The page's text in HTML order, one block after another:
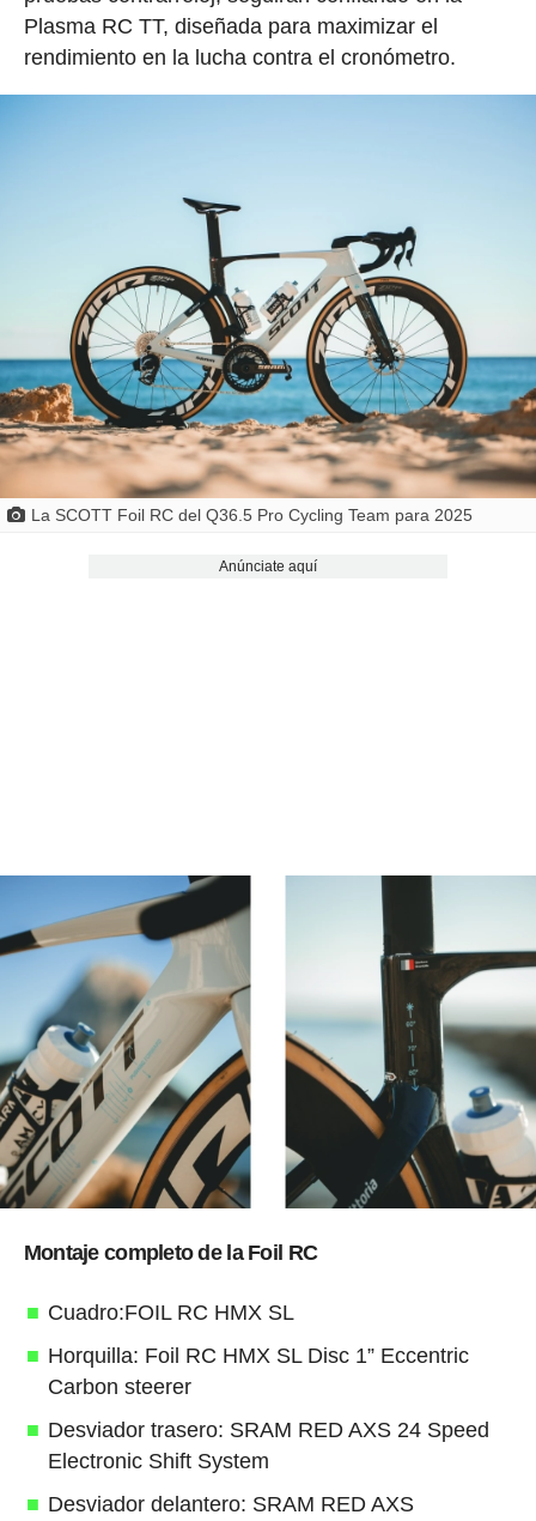
Plasma RC TT, diseñada para maximizar el
rendimiento en la lucha contra el cronómetro.
La SCOTT Foil RC del Q36.5 Pro Cycling Team para 2025
Anúnciate aquí
Montaje completo de la Foil RC
Cuadro:FOIL RC HMX SL
Horquilla: Foil RC HMX SL Disc 1” Eccentric
Carbon steerer
Desviador trasero: SRAM RED AXS 24 Speed
Electronic Shift System
Desviador delantero: SRAM RED AXS